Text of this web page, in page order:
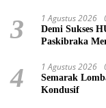
3 1 Agustus 2026
Demi Sukses
Paskibraka
4 1 Agustus 2026
Semarak
Kondusif